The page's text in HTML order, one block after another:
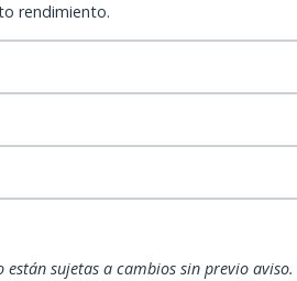
rendimiento.
sujetas a cambios sin previo aviso.